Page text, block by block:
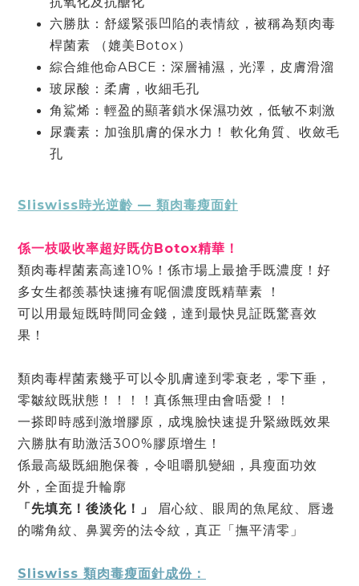
六勝肽：舒緩緊張凹陷的表情紋，被稱為類⾁毒
桿菌素 （媲美Botox）
綜合維他命ABCE：深層補濕，光澤，⽪膚滑溜
玻尿酸：柔膚，收細⽑孔
⾓鯊烯：輕盈的顯著鎖⽔保濕功效，低敏不刺激
尿囊素：加強肌膚的保⽔⼒！ 軟化⾓質、收斂⽑
孔
Sliswiss時光逆齡 — 類⾁毒瘦⾯針
係⼀枝吸收率超好既仿Botox精華！
類⾁毒桿菌素⾼達10%！係市場上最搶⼿既濃度！好
多女⽣都羨慕快速擁有呢個濃度既精華素 ！
可以⽤最短既時間同⾦錢，達到最快⾒証既驚喜效
果！
類⾁毒桿菌素幾乎可以令肌膚達到零衰老，零下垂，
零皺紋既狀態！！！！真係無理由會唔愛！！
⼀搽即時感到激增膠原，成塊臉快速提升緊緻既效果
六勝肽有助激活300%膠原增⽣！
係最⾼級既細胞保養，令咀嚼肌變細，具瘦⾯功效
外，全⾯提升輪廓
「先填充！後淡化！」
眉⼼紋、眼周的⿂尾紋、唇邊
的嘴⾓紋、⿐翼旁的法令紋，真正「撫平清零」
Sliswiss 類⾁毒瘦⾯針成份：